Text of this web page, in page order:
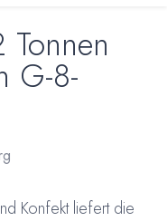
G-8-
Konfekt liefert die